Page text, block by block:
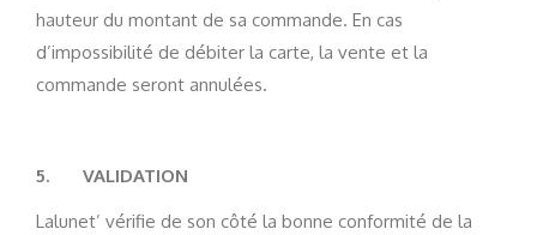
hauteur du montant de sa commande. En cas
d’impossibilité de débiter la carte, la vente et la
commande seront annulées.
5. VALIDATION
Lalunet’ vérifie de son côté la bonne conformité de la